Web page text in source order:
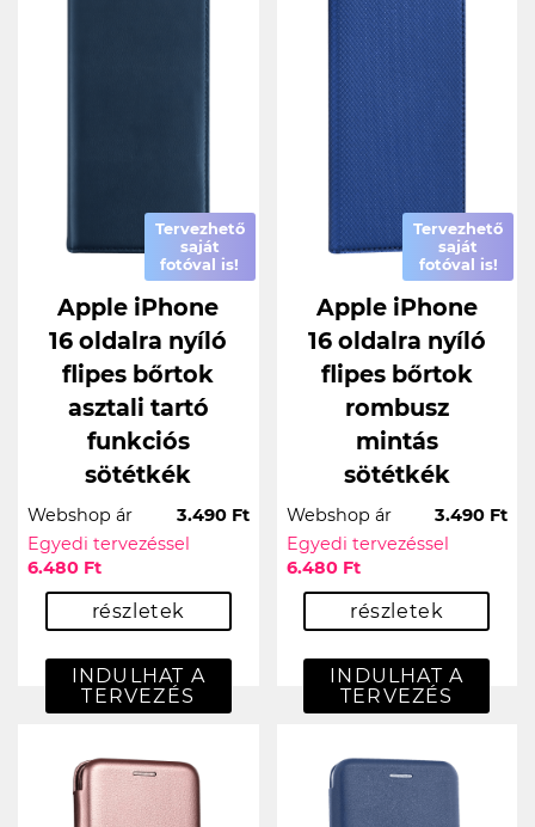
Tervezhető
saját
fotóval is!
Apple iPhone
16 oldalra nyíló
flipes bőrtok
asztali tartó
funkciós
sötétkék
Webshop ár
3.490 Ft
Egyedi tervezéssel
6.480 Ft
részletek
INDULHAT A
TERVEZÉS
Tervezhető
saját
fotóval is!
Apple iPhone
16 oldalra nyíló
flipes bőrtok
rombusz
mintás
sötétkék
Webshop ár
3.490 Ft
Egyedi tervezéssel
6.480 Ft
részletek
INDULHAT A
TERVEZÉS